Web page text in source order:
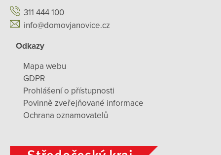
311 444 100
info@domovjanovice.cz
Odkazy
Mapa webu
GDPR
Prohlášení o přístupnosti
Povinně zveřejňované informace
Ochrana oznamovatelů